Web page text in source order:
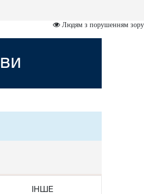
Людям з порушенням зору
ІНШЕ